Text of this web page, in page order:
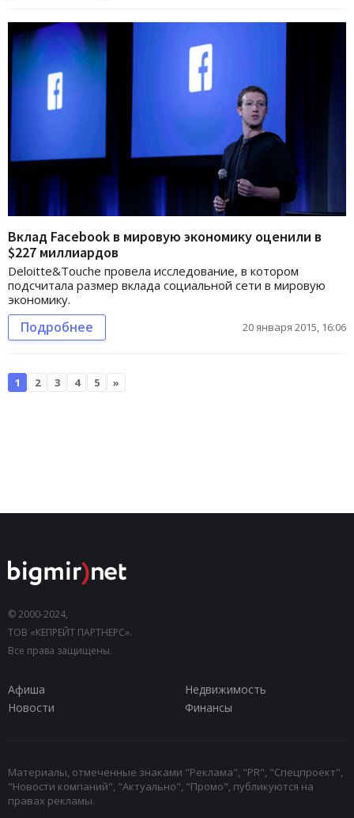
Вклад Facebook в мировую экономику оценили в
$227 миллиардов
Deloitte&Touche провела исследование, в котором
подсчитала размер вклада социальной сети в мировую
экономику.
Подробнее 20 января 2015, 16:06
1 2 3 4 5 »
© 2000-2024,
ТОВ «КЕПРЕЙТ ПАРТНЕРС».
Все права защищены.
Афиша
Недвижимость
Новости
Финансы
Материалы, отмеченные знаками "Реклама", "PR", "Спецпроект",
"Новости компаний", "Актуально", "Промо", публикуются на
правах рекламы.